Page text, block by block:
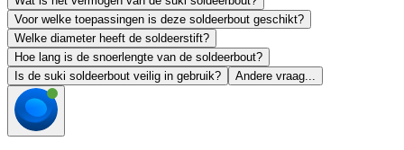
Voor welke toepassingen is deze soldeerbout geschikt?
Welke diameter heeft de soldeerstift?
Hoe lang is de snoerlengte van de soldeerbout?
Is de suki soldeerbout veilig in gebruik?
Andere vraag...